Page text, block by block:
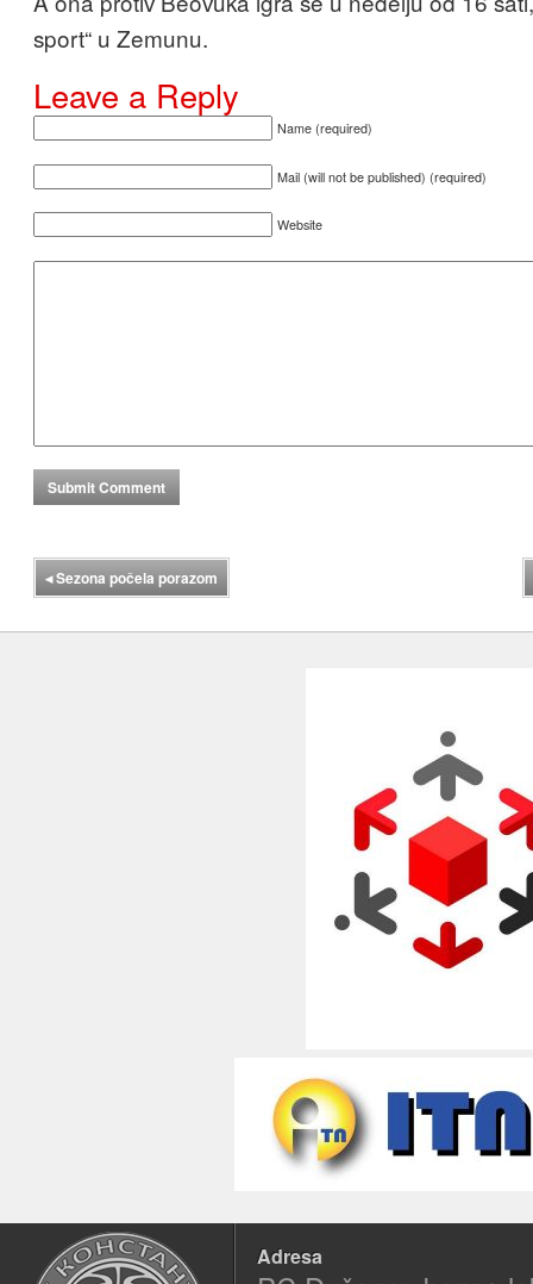
sport“ u Zemunu.
Leave a Reply
Name (required)
Mail (will not be published) (required)
Website
◂Sezona počela porazom
Adresa